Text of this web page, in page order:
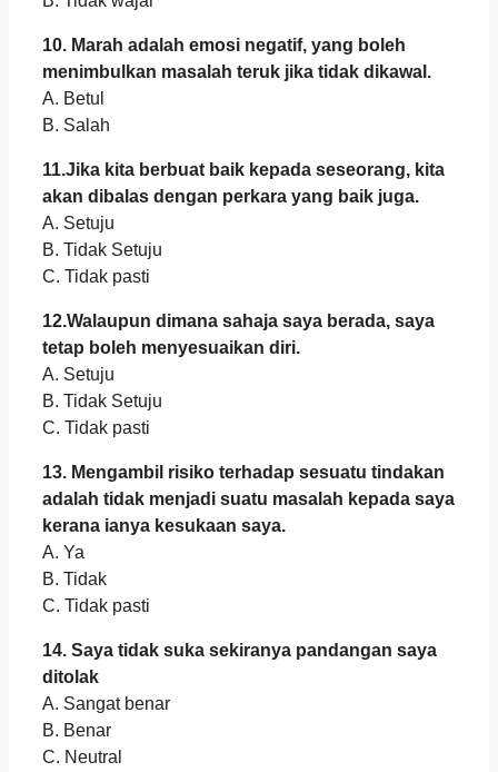
10. Marah adalah emosi negatif, yang boleh
menimbulkan masalah teruk jika tidak dikawal.
A. Betul
B. Salah
11.Jika kita berbuat baik kepada seseorang, kita
akan dibalas dengan perkara yang baik juga.
A. Setuju
B. Tidak Setuju
C. Tidak pasti
12.Walaupun dimana sahaja saya berada, saya
tetap boleh menyesuaikan diri.
A. Setuju
B. Tidak Setuju
C. Tidak pasti
13. Mengambil risiko terhadap sesuatu tindakan
adalah tidak menjadi suatu masalah kepada saya
kerana ianya kesukaan saya.
A. Ya
B. Tidak
C. Tidak pasti
14. Saya tidak suka sekiranya pandangan saya
ditolak
A. Sangat benar
B. Benar
C. Neutral